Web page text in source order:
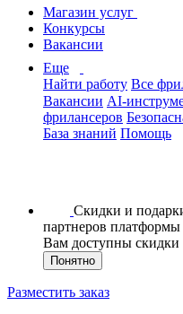
Магазин услуг
Конкурсы
Вакансии
Еще
Найти работу Все
Вакансии AI-
фрилансеров
База знаний Помощь
Скидки и
партнеров платформы
Вам доступны скидки
Понятно
Разместить заказ